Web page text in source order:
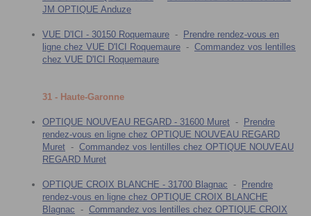
JM OPTIQUE Anduze
VUE D'ICI - 30150 Roquemaure -
Prendre rendez-vous en
ligne chez VUE D'ICI Roquemaure - Commandez vos lentilles
chez VUE D'ICI Roquemaure
31 - Haute-Garonne
OPTIQUE NOUVEAU REGARD - 31600 Muret -
Prendre
rendez-vous en ligne chez OPTIQUE NOUVEAU REGARD
Muret - Commandez vos lentilles chez OPTIQUE NOUVEAU
REGARD Muret
OPTIQUE CROIX BLANCHE - 31700 Blagnac -
Prendre
rendez-vous en ligne chez OPTIQUE CROIX BLANCHE
Blagnac - Commandez vos lentilles chez OPTIQUE CROIX